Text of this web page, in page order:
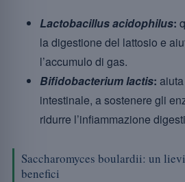
Lactobacillus acidophilus:
la digestione del lattosio e
l’accumulo di gas.
Bifidobacterium lactis:
intestinale, a sostenere gli
ridurre l’infiammazione
Saccharomyces boulardii: un
benefici